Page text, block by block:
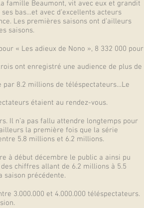
famille Beaumont, vit avec eux et grandit
bas…et avec d’excellents acteurs
Les premières saisons ont d’ailleurs
saisons.
« Les adieux de Nono », 8 332 000 pour
ont enregistré une audience de plus de
par 8.2 millions de téléspectateurs…Le
étaient au rendez-vous.
Il n’a pas fallu attendre longtemps pour
la première fois que la série
5.8 millions et 6.2 millions.
à début décembre le public a ainsi pu
chiffres allant de 6.2 millions à 5.5
saison précédente.
3.000.000 et 4.000.000 téléspectateurs.